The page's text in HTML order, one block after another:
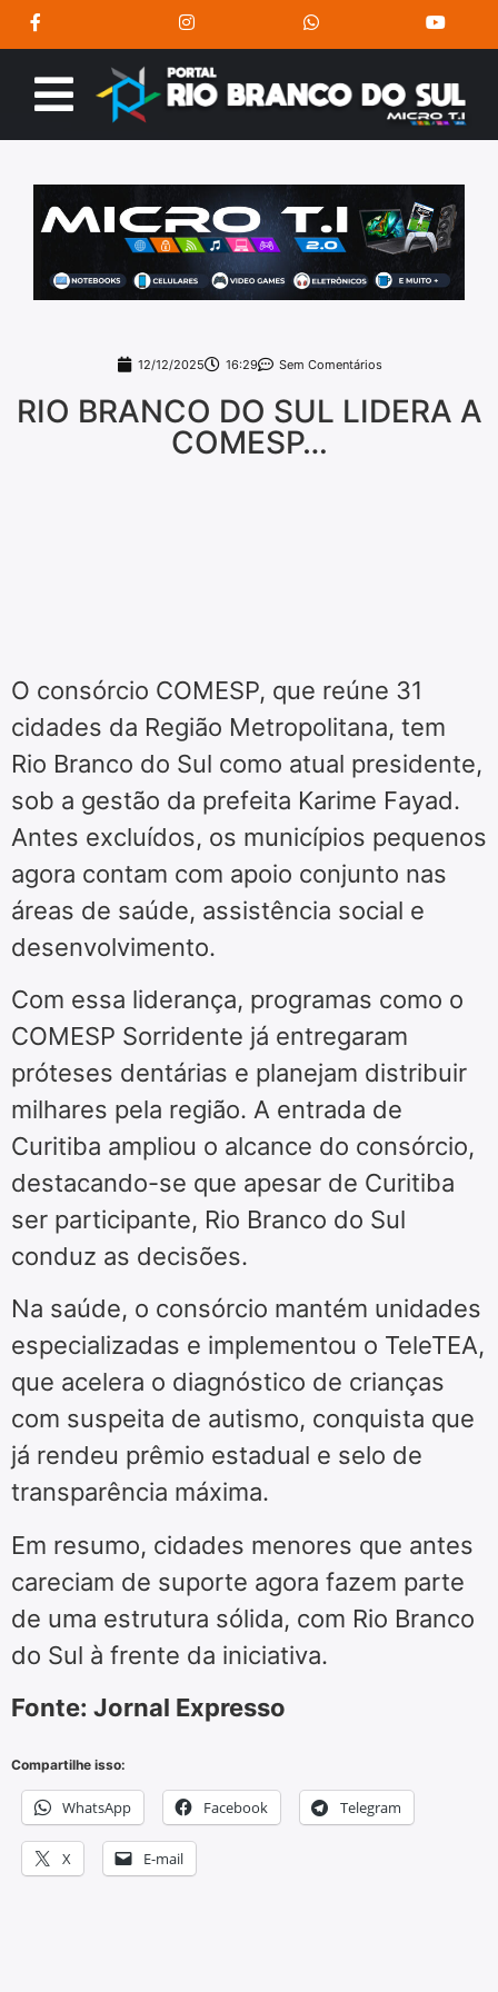
12/12/2025 16:29 Sem Comentários
RIO BRANCO DO SUL LIDERA A
COMESP…
O consórcio COMESP, que reúne 31
cidades da Região Metropolitana, tem
Rio Branco do Sul como atual presidente,
sob a gestão da prefeita Karime Fayad.
Antes excluídos, os municípios pequenos
agora contam com apoio conjunto nas
áreas de saúde, assistência social e
desenvolvimento.
Com essa liderança, programas como o
COMESP Sorridente já entregaram
próteses dentárias e planejam distribuir
milhares pela região. A entrada de
Curitiba ampliou o alcance do consórcio,
destacando-se que apesar de Curitiba
ser participante, Rio Branco do Sul
conduz as decisões.
Na saúde, o consórcio mantém unidades
especializadas e implementou o TeleTEA,
que acelera o diagnóstico de crianças
com suspeita de autismo, conquista que
já rendeu prêmio estadual e selo de
transparência máxima.
Em resumo, cidades menores que antes
careciam de suporte agora fazem parte
de uma estrutura sólida, com Rio Branco
do Sul à frente da iniciativa.
Fonte: Jornal Expresso
Compartilhe isso:
WhatsApp Facebook Telegram
X E-mail